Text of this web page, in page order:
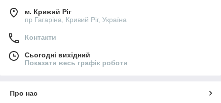
м. Кривий Ріг
пр Гагаріна, Кривий Ріг, Україна
Контакти
Сьогодні вихідний
Показати весь графік роботи
Про нас